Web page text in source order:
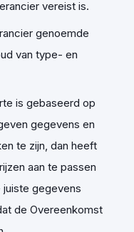
vereist is.
genoemde
van type- en
is gebaseerd op
gegevens en
te zijn, dan heeft
aan te passen
juiste gegevens
de Overeenkomst